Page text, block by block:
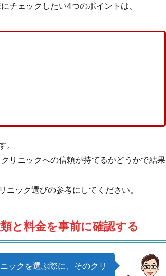
チェックしたい4つのポイントは、
。
リニックへの信頼が持てるかどうかで結果
ック選びの参考にしてください。
と料金を事前に確認する
ックを選ぶ際に、そのクリ